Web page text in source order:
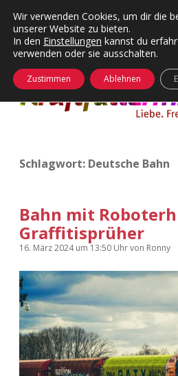
Kategorien
24 Hours
Die
KFMW-
Täglicher
Visuelles
KFMW-
Dates
Contact
facebook
instagram
öffnen
Schlagwort: Deutsche Bahn
Bahn mit
Graffitisprüher
16. März 2024um 13:50 Uhrvon Ronny
Wir verwenden Cookies, um dir die
unserer Website zu bieten.
In den Einstellungen kannst du
verwenden oder sie ausschalten.
Zustimmen Ablehnen